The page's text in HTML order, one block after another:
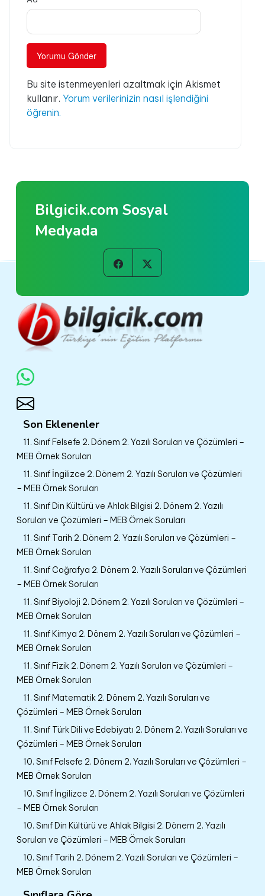
Bu site istenmeyenleri azaltmak için Akismet
kullanır. Yorum verilerinizin nasıl işlendiğini
öğrenin.
Bilgicik.com Sosyal
Medyada
Son Eklenenler
11. Sınıf Felsefe 2. Dönem 2. Yazılı Soruları ve Çözümleri –
MEB Örnek Soruları
11. Sınıf İngilizce 2. Dönem 2. Yazılı Soruları ve Çözümleri
– MEB Örnek Soruları
11. Sınıf Din Kültürü ve Ahlak Bilgisi 2. Dönem 2. Yazılı
Soruları ve Çözümleri – MEB Örnek Soruları
11. Sınıf Tarih 2. Dönem 2. Yazılı Soruları ve Çözümleri –
MEB Örnek Soruları
11. Sınıf Coğrafya 2. Dönem 2. Yazılı Soruları ve Çözümleri
– MEB Örnek Soruları
11. Sınıf Biyoloji 2. Dönem 2. Yazılı Soruları ve Çözümleri –
MEB Örnek Soruları
11. Sınıf Kimya 2. Dönem 2. Yazılı Soruları ve Çözümleri –
MEB Örnek Soruları
11. Sınıf Fizik 2. Dönem 2. Yazılı Soruları ve Çözümleri –
MEB Örnek Soruları
11. Sınıf Matematik 2. Dönem 2. Yazılı Soruları ve
Çözümleri – MEB Örnek Soruları
11. Sınıf Türk Dili ve Edebiyatı 2. Dönem 2. Yazılı Soruları ve
Çözümleri – MEB Örnek Soruları
10. Sınıf Felsefe 2. Dönem 2. Yazılı Soruları ve Çözümleri –
MEB Örnek Soruları
10. Sınıf İngilizce 2. Dönem 2. Yazılı Soruları ve Çözümleri
– MEB Örnek Soruları
10. Sınıf Din Kültürü ve Ahlak Bilgisi 2. Dönem 2. Yazılı
Soruları ve Çözümleri – MEB Örnek Soruları
10. Sınıf Tarih 2. Dönem 2. Yazılı Soruları ve Çözümleri –
MEB Örnek Soruları